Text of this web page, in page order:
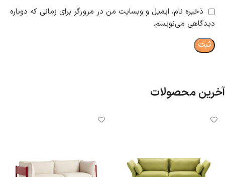
ذخیره نام، ایمیل و وبسایت من در مرورگر برای زمانی که دوباره
دیدگاهی می‌نویسم.
آخرین محصولات